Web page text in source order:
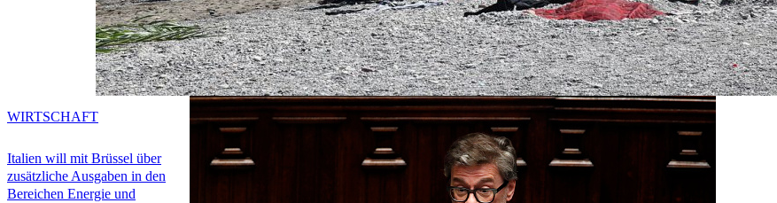
Italien will mit Brüssel über
zusätzliche Ausgaben in den
Bereichen Energie und
WIRTSCHAFT